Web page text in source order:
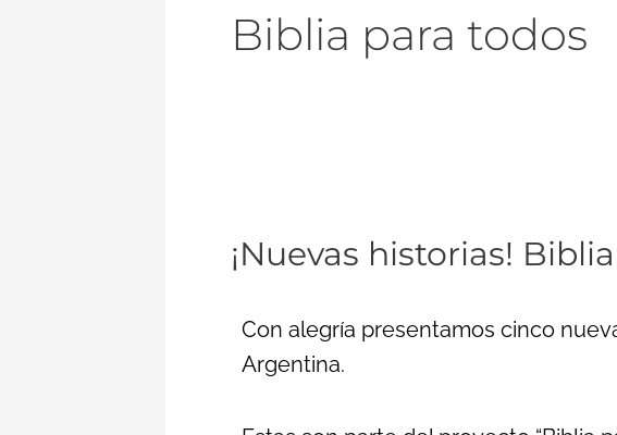
Biblia para todos
¡Nuevas historias!
Con alegría presentamos cinco
Argentina.
historias!
para
Niños